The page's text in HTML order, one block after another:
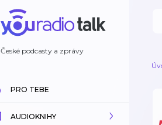
České podcasty a zprávy
PRO TEBE
AUDIOKNIHY